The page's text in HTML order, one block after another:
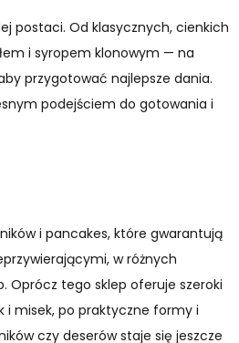
postaci. Od klasycznych, cienkich
i syropem klonowym — na
przygotować najlepsze dania.
podejściem do gotowania i
i pancakes, które gwarantują
w różnych
Oprócz tego sklep oferuje szeroki
i misek, po praktyczne formy i
czy deserów staje się jeszcze